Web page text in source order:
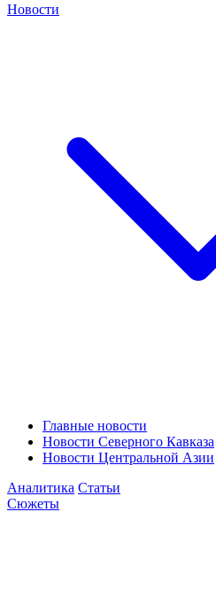
Новости
Главные новости
Новости Северного Кавказа
Новости Центральной Азии
Аналитика Статьи
Сюжеты